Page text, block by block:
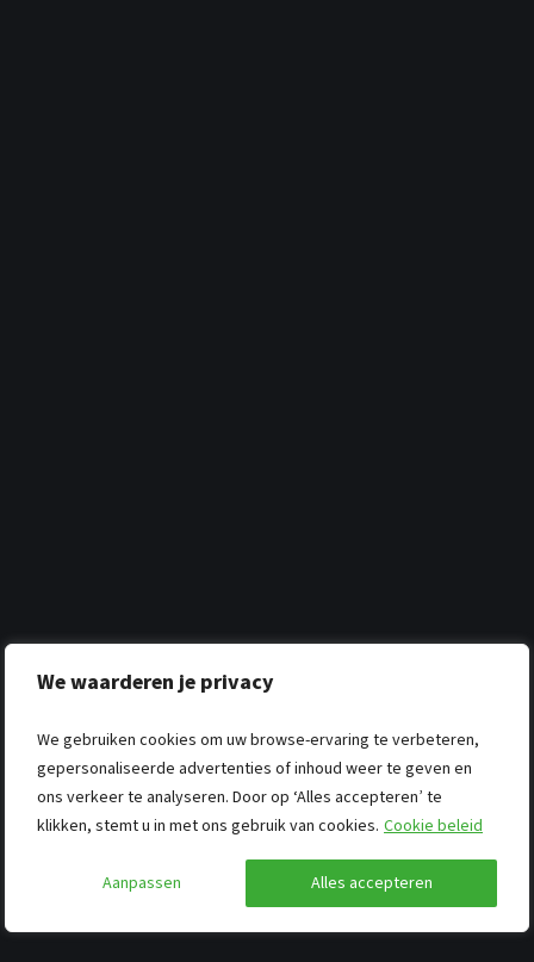
We waarderen je privacy
We gebruiken cookies om uw browse-ervaring te verbeteren,
gepersonaliseerde advertenties of inhoud weer te geven en
ons verkeer te analyseren. Door op ‘Alles accepteren’ te
klikken, stemt u in met ons gebruik van cookies. Cookie beleid
Aanpassen Alles accepteren